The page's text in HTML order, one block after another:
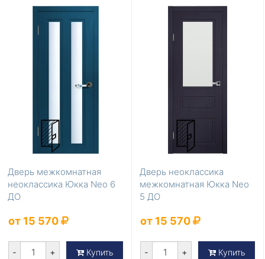
Дверь межкомнатная
неоклассика Юкка Neo 6
ДО
от 15 570
- + Купить
Дверь неоклассика
межкомнатная Юкка Neo
5 ДО
от 15 570
- + Купить